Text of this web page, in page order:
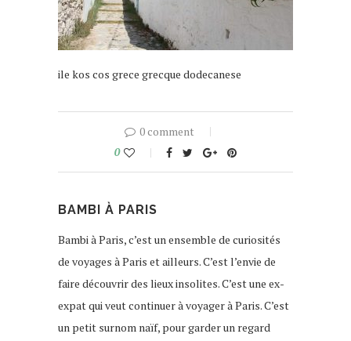
ile kos cos grece grecque dodecanese
0 comment
0
BAMBI À PARIS
Bambi à Paris, c’est un ensemble de curiosités
de voyages à Paris et ailleurs. C’est l’envie de
faire découvrir des lieux insolites. C’est une ex-
expat qui veut continuer à voyager à Paris. C’est
un petit surnom naïf, pour garder un regard